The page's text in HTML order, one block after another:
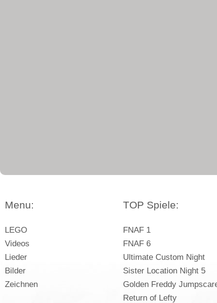
Menu:
LEGO
Videos
Lieder
Bilder
Zeichnen
TOP Spiele:
FNAF 1
FNAF 6
Ultimate Custom Night
Sister Location Night 5
Golden Freddy
Return of Lefty